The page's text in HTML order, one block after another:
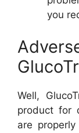
you
Well,
product for
are